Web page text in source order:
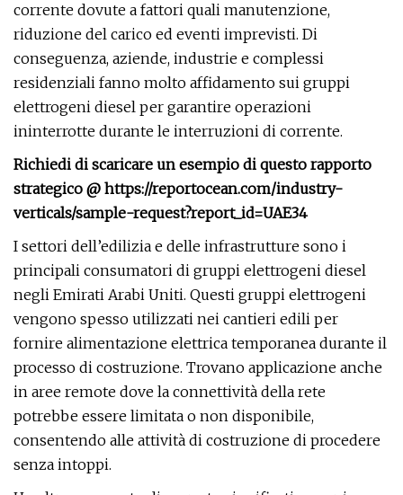
corrente dovute a fattori quali manutenzione,
riduzione del carico ed eventi imprevisti. Di
conseguenza, aziende, industrie e complessi
residenziali fanno molto affidamento sui gruppi
elettrogeni diesel per garantire operazioni
ininterrotte durante le interruzioni di corrente.
Richiedi di scaricare un esempio di questo rapporto
strategico @ https://reportocean.com/industry-
verticals/sample-request?report_id=UAE34
I settori dell’edilizia e delle infrastrutture sono i
principali consumatori di gruppi elettrogeni diesel
negli Emirati Arabi Uniti. Questi gruppi elettrogeni
vengono spesso utilizzati nei cantieri edili per
fornire alimentazione elettrica temporanea durante il
processo di costruzione. Trovano applicazione anche
in aree remote dove la connettività della rete
potrebbe essere limitata o non disponibile,
consentendo alle attività di costruzione di procedere
senza intoppi.